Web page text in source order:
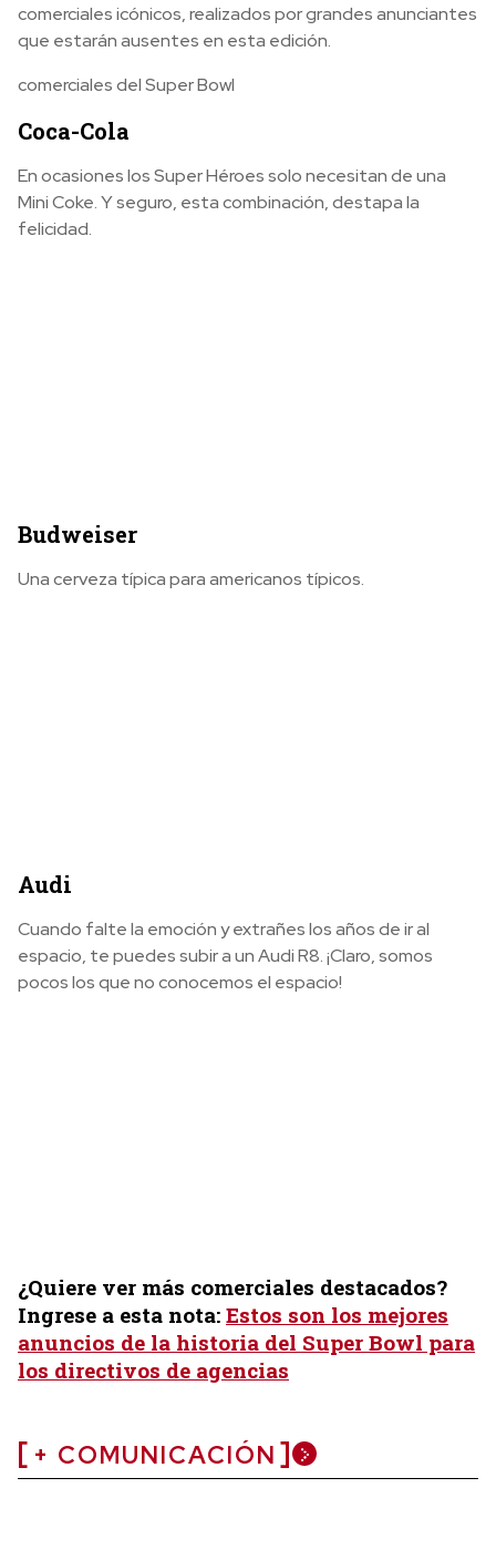
comerciales icónicos, realizados por grandes anunciantes
que estarán ausentes en esta edición.
comerciales del Super Bowl
Coca-Cola
En ocasiones los Super Héroes solo necesitan de una
Mini Coke. Y seguro, esta combinación, destapa la
felicidad.
Budweiser
Una cerveza típica para americanos típicos.
Audi
Cuando falte la emoción y extrañes los años de ir al
espacio, te puedes subir a un Audi R8. ¡Claro, somos
pocos los que no conocemos el espacio!
¿Quiere ver más comerciales destacados?
Ingrese a esta nota: Estos son los mejores
anuncios de la historia del Super Bowl para
los directivos de agencias
+ COMUNICACIÓN